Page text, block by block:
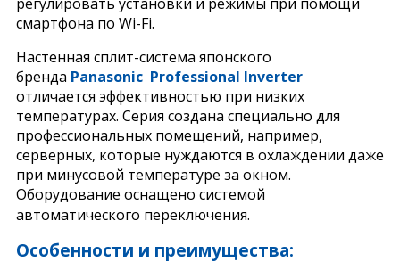
смартфона по Wi-Fi.
Настенная сплит-система японского
бренда Panasonic Professional Inverter
отличается эффективностью при низких
температурах. Серия создана специально для
профессиональных помещений, например,
серверных, которые нуждаются в охлаждении даже
при минусовой температуре за окном.
Оборудование оснащено системой
автоматического переключения.
Особенности и преимущества: